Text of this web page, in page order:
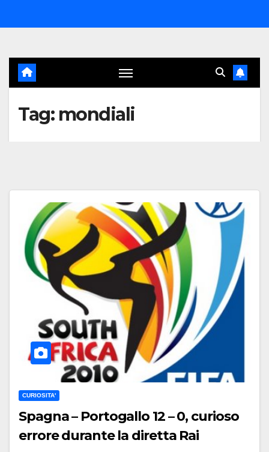
al
Tag: mondiali
CURIOSITA'
Spagna – Portogallo 12 – 0, curioso
errore durante la diretta Rai